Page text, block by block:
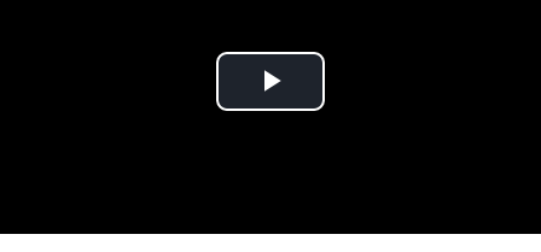
Play Video